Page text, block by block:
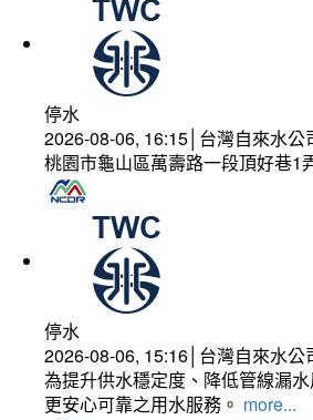
停水
2026-08-06, 16:15│台灣自來水公
桃園市龜山區萬壽路一段頂好巷1
停水
2026-08-06, 15:16│台灣自來水公
為提升供水穩定度、降低管線漏
更安心可靠之用水服務。 more...